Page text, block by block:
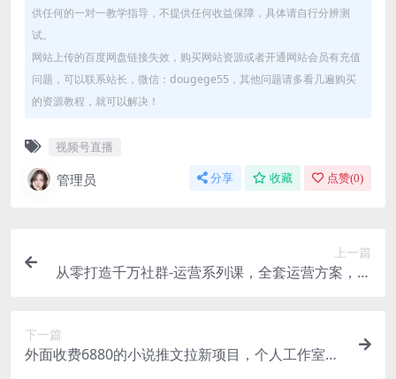
供任何的一对一教学指导，不提供任何收益保障，具体请自行分辨测
试。
网站上传的百度网盘链接失效，购买网站资源或者开通网站会员有充值
问题，可以联系站长，微信：dougege55，其他问题请多看几遍购买
的资源教程，就可以解决！
视频号直播
管理员 分享 收藏 点赞(0)
上一篇
从零打造千万社群-运营系列课，全套运营方案，超
下一篇
外面收费6880的小说推文拉新项目，个人工作室可